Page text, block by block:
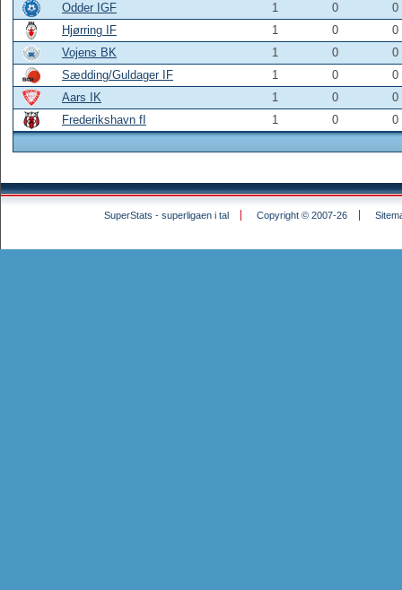
Odder IGF
1 0
0
Hjørring IF
1 0
0
Vojens BK
1 0
0
Sædding/Guldager IF
1 0
0
Aars IK
1 0
0
Frederikshavn fI
1 0 0
SuperStats - superligaen i tal Copyright © 2007-26